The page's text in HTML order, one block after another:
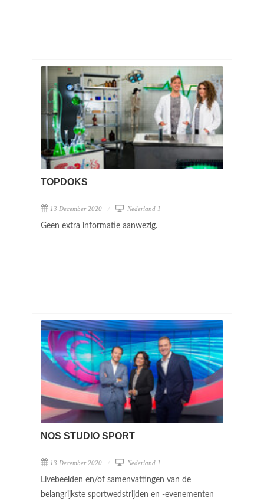
TOPDOKS
13 December 2020 Nederland 1
Geen extra informatie aanwezig.
NOS STUDIO SPORT
13 December 2020 Nederland 1
Livebeelden en/of samenvattingen van de
belangrijkste sportwedstrijden en -evenementen